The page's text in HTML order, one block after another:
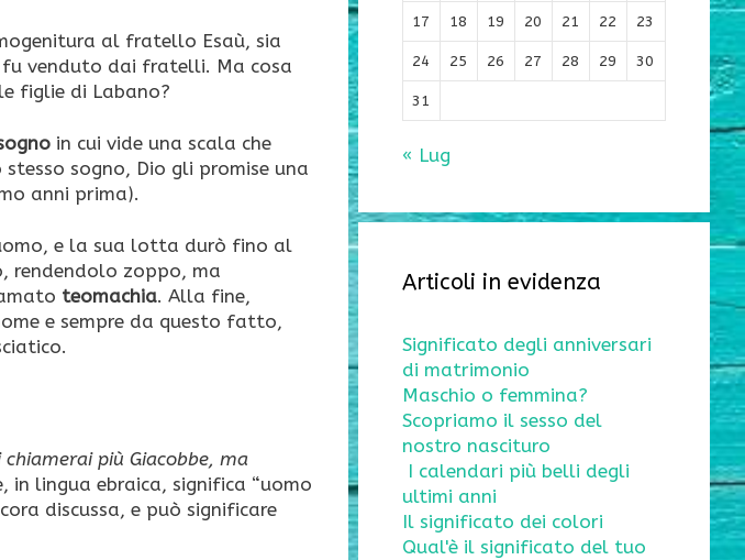
al fratello Esaù, sia
fu venduto dai fratelli. Ma cosa
figlie di Labano?
in cui vide una scala che
sogno, Dio gli promise una
anni prima).
e la sua lotta durò fino al
rendendolo zoppo, ma
teomachia. Alla fine,
e sempre da questo fatto,
più Giacobbe, ma
in lingua ebraica, significa “uomo
discussa, e può significare
17 18 19 20 21 22 23
24 25 26 27 28 29 30
31
« Lug
Articoli in evidenza
Significato degli anniversari
di matrimonio
Maschio o femmina?
Scopriamo il sesso del
nostro nascituro
I calendari più belli degli
ultimi anni
Il significato dei colori
Qual'è il significato del tuo